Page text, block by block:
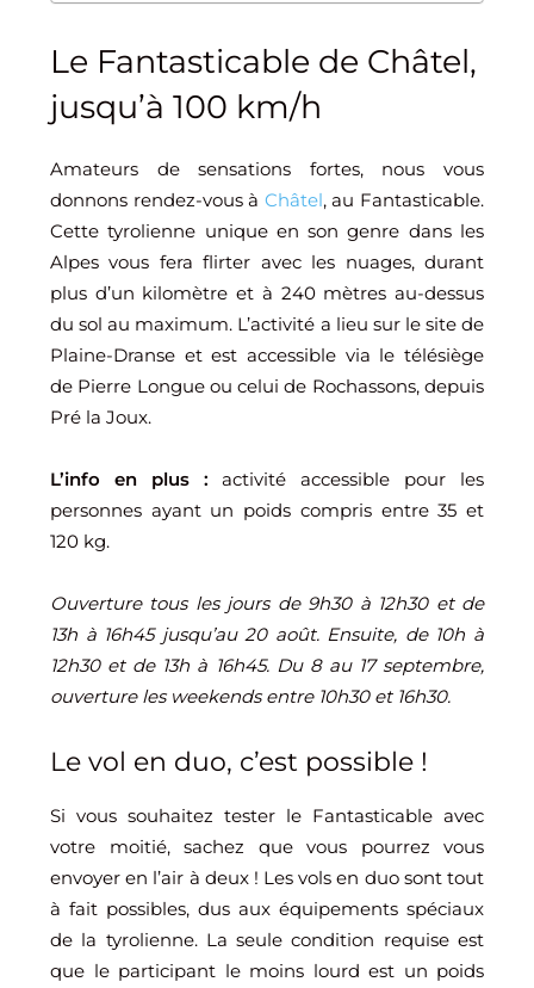
Le Fantasticable de Châtel,
jusqu’à 100 km/h
Amateurs de sensations fortes, nous vous
donnons rendez-vous à Châtel, au Fantasticable.
Cette tyrolienne unique en son genre dans les
Alpes vous fera flirter avec les nuages, durant
plus d’un kilomètre et à 240 mètres au-dessus
du sol au maximum. L’activité a lieu sur le site de
Plaine-Dranse et est accessible via le télésiège
de Pierre Longue ou celui de Rochassons, depuis
Pré la Joux.
L’info en plus : activité accessible pour les
personnes ayant un poids compris entre 35 et
120 kg.
Ouverture tous les jours de 9h30 à 12h30 et de
13h à 16h45 jusqu’au 20 août. Ensuite, de 10h à
12h30 et de 13h à 16h45. Du 8 au 17 septembre,
ouverture les weekends entre 10h30 et 16h30.
Le vol en duo, c’est possible !
Si vous souhaitez tester le Fantasticable avec
votre moitié, sachez que vous pourrez vous
envoyer en l’air à deux ! Les vols en duo sont tout
à fait possibles, dus aux équipements spéciaux
de la tyrolienne. La seule condition requise est
que le participant le moins lourd est un poids